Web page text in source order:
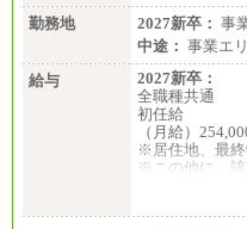
勤務地
2027新卒： 事
中途： 事業エ
給与
2027新卒：
全職種共通
初任給
（月給）
※居住地、最終
※この他に、該